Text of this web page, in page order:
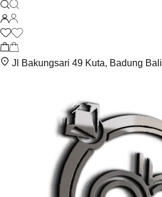
Jl Bakungsari 49 Kuta, Badung Bali